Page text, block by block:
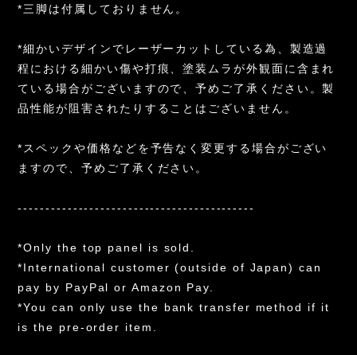
*三脚は付属しておりません。
*細かいデザインでレーザーカットしている為、製造過
程における細かい傷や打痕、塗装ムラが外観面に含まれ
ている場合がございますので、予めご了承ください。製
品性能が阻害されたりすることはございません。
*スペックや価格などを予告なく変更する場合がござい
ますので、予めご了承ください。
-------------------------------------------
*Only the top panel is sold.
*International customer (outside of Japan) can
pay by PayPal or Amazon Pay.
*You can only use the bank transfer method if it
is the pre-order item.